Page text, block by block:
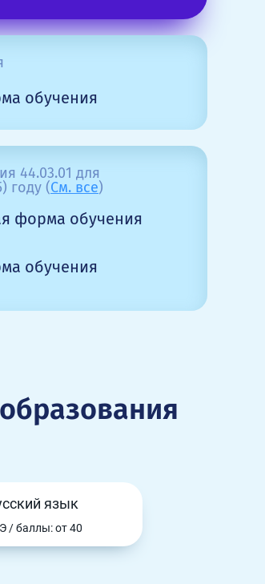
обучения
44.03.01 для
году (См. все)
форма обучения
обучения
язык
/ баллы: от 40